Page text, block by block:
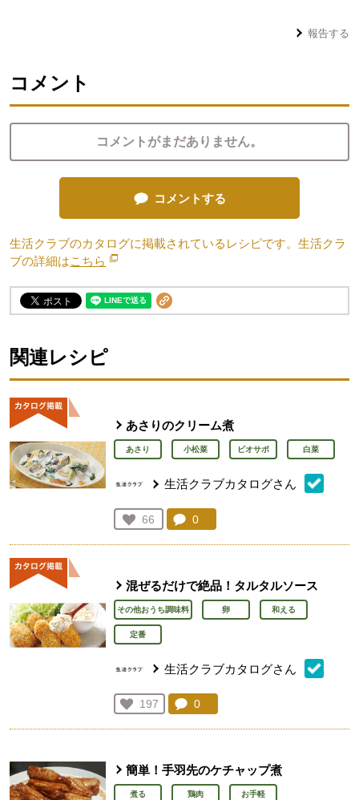
報告する
コメント
コメントがまだありません。
コメントする
生活クラブのカタログに掲載されているレシピです。生活クラ
ブの詳細はこちら 別のウィンドウで開きます。
関連レシピ
あさりのクリーム煮
あさり 小松菜 ビオサポ 白菜
生活クラブカタログさん
お気に入り登録：
66
人が登録
コメント：
0
混ぜるだけで絶品！タルタルソース
その他おうち調味料 卵 和える
定番
生活クラブカタログさん
お気に入り登録：
197
人が登録
コメント：
0
簡単！手羽先のケチャップ煮
煮る 鶏肉 お手軽